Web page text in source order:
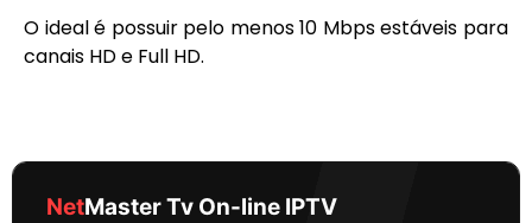
O ideal é possuir pelo menos 10 Mbps estáveis para
canais HD e Full HD.
NetMaster Tv On-line IPTV